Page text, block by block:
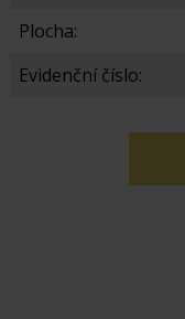
Plocha:
Evidenční číslo: